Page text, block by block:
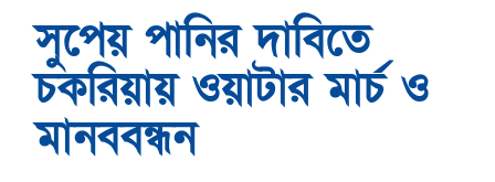
সুপেয় পানির দাবিতে
চকরিয়ায় ওয়াটার মার্চ ও
মানববন্ধন